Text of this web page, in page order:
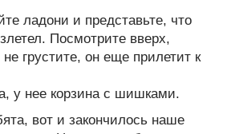
ладони и представьте, что
Посмотрите вверх,
грустите, он еще прилетит к
у нее корзина с шишками.
вот и закончилось наше